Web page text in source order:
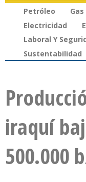
Petróleo
Electricidad
Laboral Y
Sustentabilidad
iraquí
500.000